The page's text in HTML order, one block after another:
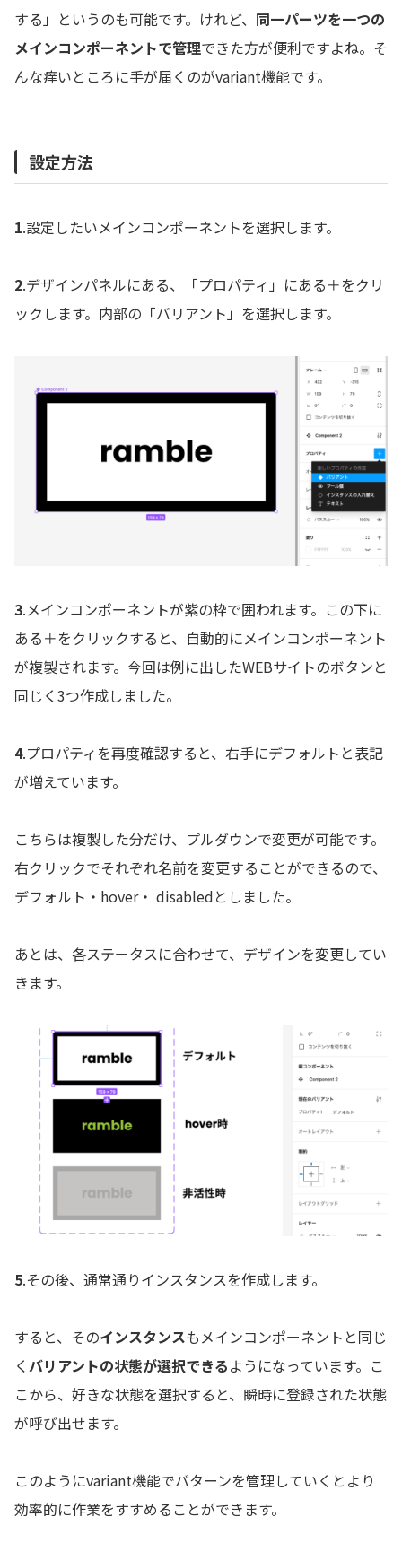
する」というのも可能です。けれど、 同一パーツを一つの
メインコンポーネントで管理できた方が便利ですよね。そ
んな痒いところに手が届くのがvariant機能です。
設定方法
1.設定したいメインコンポーネントを選択します。
2.デザインパネルにある、「プロパティ」にある＋をクリ
ックします。内部の「バリアント」を選択します。
3.メインコンポーネントが紫の枠で囲われます。この下に
ある＋をクリックすると、自動的にメインコンポーネント
が複製されます。今回は例に出したWEBサイトのボタンと
同じく3つ作成しました。
4.プロパティを再度確認すると、右手にデフォルトと表記
が増えています。
こちらは複製した分だけ、プルダウンで変更が可能です。
右クリックでそれぞれ名前を変更することができるので、
デフォルト・hover・ disabledとしました。
あとは、各ステータスに合わせて、デザインを変更してい
きます。
5.その後、通常通りインスタンスを作成します。
すると、そのインスタンスもメインコンポーネントと同じ
く バリアントの状態が選択できるようになっています。こ
こから、好きな状態を選択すると、瞬時に登録された状態
が呼び出せます。
このようにvariant機能でバターンを管理していくとより
効率的に作業をすすめることができます。